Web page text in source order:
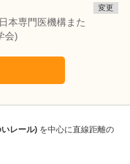
本専門医機構また
会)
変更
レール) を中心に直線距離の